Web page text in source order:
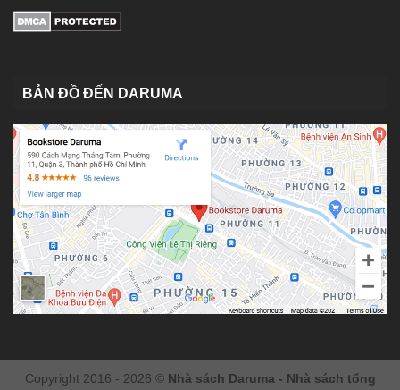
BẢN ĐỒ ĐẾN DARUMA
Copyright 2016 - 2026 © Nhà sách Daruma - Nhà sách tổng